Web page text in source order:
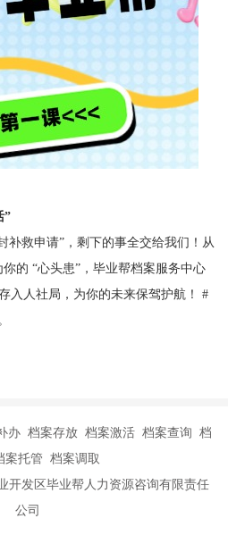
”
补救申请”，剩下的事全交给我们！从
的 “心头患”，毕业帮档案服务中心
入人社局，为你的未来保驾护航！
#
办 档案存放 档案激活 档案查询 档
案托管 档案调取
开发区毕业帮人力资源咨询有限责任
公司